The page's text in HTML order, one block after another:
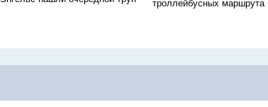
троллейбусных маршрута